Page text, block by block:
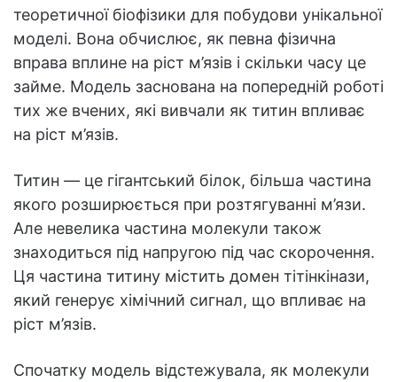
теоретичної біофізики для побудови унікальної
моделі. Вона обчислює, як певна фізична
вправа вплине на ріст м’язів і скільки часу це
займе. Модель заснована на попередній роботі
тих же вчених, які вивчали як титин впливає
на ріст м’язів.
Титин — це гігантський білок, більша частина
якого розширюється при розтягуванні м’язи.
Але невелика частина молекули також
знаходиться під напругою під час скорочення.
Ця частина титину містить домен тітінкінази,
який генерує хімічний сигнал, що впливає на
ріст м’язів.
Спочатку модель відстежувала, як молекули